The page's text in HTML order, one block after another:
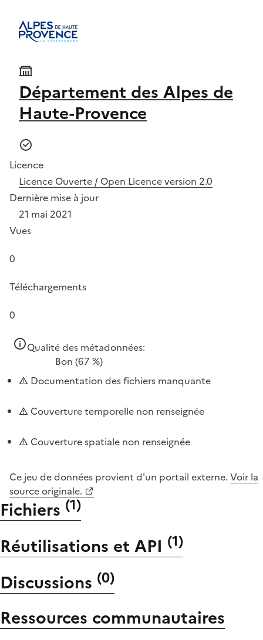
Département des Alpes de
Haute-Provence
Licence
Licence Ouverte / Open Licence version 2.0
Dernière mise à jour
21 mai 2021
Vues
0
Téléchargements
0
Qualité des métadonnées:
Bon (67 %)
Documentation des fichiers manquante
Couverture temporelle non renseignée
Couverture spatiale non renseignée
Ce jeu de données provient d'un portail externe. Voir la
source originale.
Fichiers (1)
Réutilisations et API (1)
Discussions (0)
Ressources communautaires